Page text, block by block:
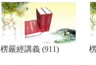
楞嚴經講義 (911)